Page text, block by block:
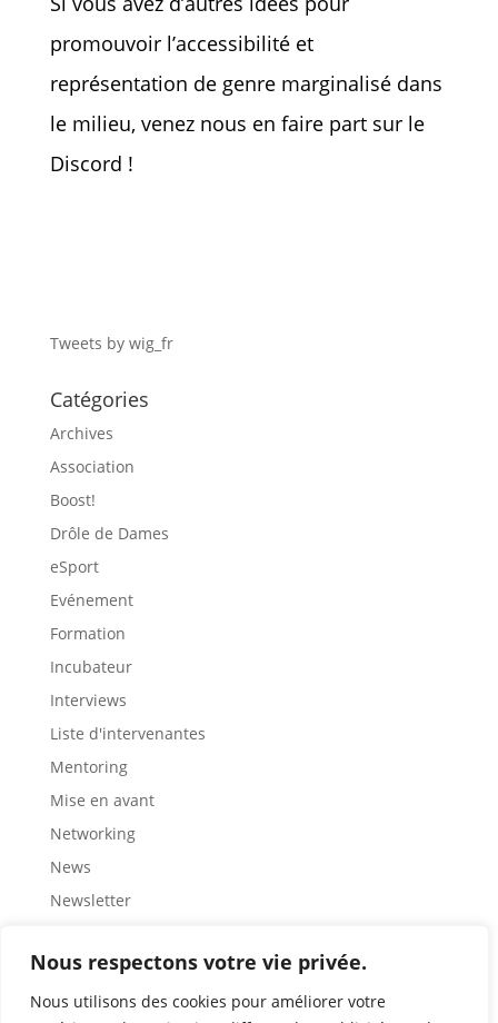
Nous respectons votre vie privée.
Nous utilisons des cookies pour améliorer votre
promouvoir l’accessibilité et
représentation de genre marginalisé dans
le milieu, venez nous en faire part sur le
Discord !
Tweets by wig_fr
Catégories
Archives
Association
Boost!
Drôle de Dames
eSport
Evénement
Formation
Incubateur
Interviews
Liste d'intervenantes
Mentoring
Mise en avant
Networking
News
Newsletter
Rencontre
Représentation